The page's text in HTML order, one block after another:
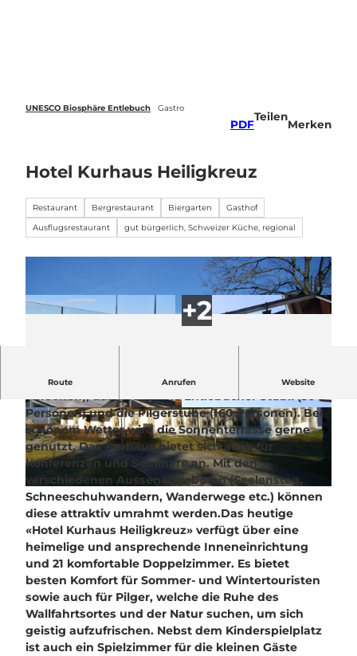
UNESCO Biosphäre Entlebuch Gastro
PDF
Teilen
Merken
Hotel Kurhaus Heiligkreuz
Restaurant Bergrestaurant Biergarten
Gasthof
Ausflugsrestaurant
gut bürgerlich, Schweizer Küche, regional
© UNESCO Biosphäre Entlebuch |CC-BY-NC-ND
© UNESCO Biosphäre Entlebuch |
CC-BY-NC-ND
© UNESCO Biosphäre Entlebuch |
CC-BY-NC-ND
Route Anrufen Website
Im Parterre liegt die rustikale Gaststube (60
Personen), das gediegene Entlebucher Stübli (30
Personen) und die Pilgerstube (160 Personen). Bei
schönem Wetter wird die Sonnenterrasse gerne
genutzt. Das Kurhaus bietet sich auch für
Konferenzen und Seminare an. Mit den
verschiedenen Aussenangeboten (Seelensteg,
Schneeschuhwandern, Wanderwege etc.) können
diese attraktiv umrahmt werden.Das heutige
«Hotel Kurhaus Heiligkreuz» verfügt über eine
heimelige und ansprechende Inneneinrichtung
und 21 komfortable Doppelzimmer. Es bietet
besten Komfort für Sommer- und Wintertouristen
sowie auch für Pilger, welche die Ruhe des
Wallfahrtsortes und der Natur suchen, um sich
geistig aufzufrischen. Nebst dem Kinderspielplatz
ist auch ein Spielzimmer für die kleinen Gäste